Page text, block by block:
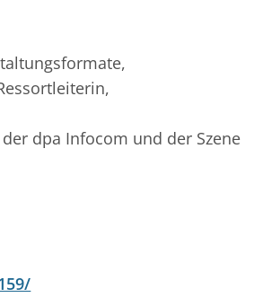
dpa Infocom und der Szene